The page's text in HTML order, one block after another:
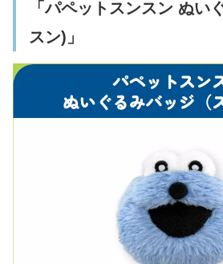
「パペットスンスン ぬい
スン)」